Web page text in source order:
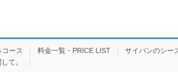
コース 料金一覧・PRICE LIST サイパンのシー
て。